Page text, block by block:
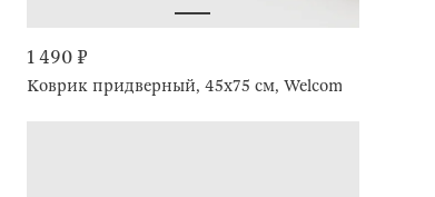
1 490 ₽
Коврик придверный, 45х75 см, Welcome, Home deco